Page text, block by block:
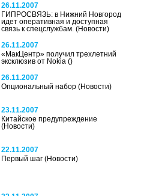
26.11.2007
ГИПРОСВЯЗЬ: в Нижний Новгород
идет оперативная и доступная
связь к спецслужбам.(Новости)
26.11.2007
«МакЦентр» получил трехлетний
эксклюзив от Nokia()
26.11.2007
Опциональный набор(Новости)
23.11.2007
Китайское предупреждение
(Новости)
22.11.2007
Первый шаг(Новости)